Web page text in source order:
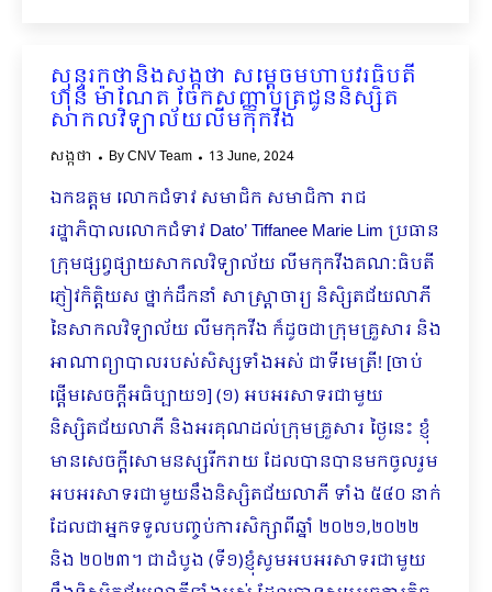
សុន្ទរកថានិងសង្កថា សម្តេចមហាបវរធិបតី
ហ៊ុន ម៉ាណែត ចែកសញ្ញាបត្រជូននិស្សិត
សាកលវិទ្យាល័យលីមកុកវីង
សង្កថា ByCNV Team 13 June, 2024
ឯកឧត្តម លោកជំទាវ សមាជិក សមាជិកា រាជ
រដ្ឋាភិបាលលោកជំទាវ Dato’ Tiffanee Marie Lim ប្រធាន
ក្រុមផ្សព្វផ្សាយសាកលវិទ្យាល័យ លីមកុកវីងគណៈធិបតី
ភ្ញៀវកិត្តិយស ថ្នាក់ដឹកនាំ សាស្រ្តាចារ្យ និសិ្សតជ័យលាភី
នៃសាកលវិទ្យាល័យ លីមកុកវីង ក៏ដូចជាក្រុមគ្រួសារ និង
អាណាព្យាបាលរបស់សិស្សទាំងអស់ ជាទីមេត្រី! [ចាប់
ផ្ដើមសេចក្ដីអធិប្បា​យ១] (១) អបអរសាទរជាមួយ
និស្សិតជ័យលាភី និងអរគុណដល់ក្រុមគ្រួសារ ថ្ងៃនេះ ខ្ញុំ
មានសេចក្តីសោមនស្សរីករាយ ដែលបានបានមកចូលរួម
អបអរសាទរជាមួយនឹងនិស្សិតជ័យលាភី ទាំង ៥៤០ នាក់
ដែលជាអ្នកទទួលបញ្ចប់ការសិក្សាពីឆ្នាំ ២០២១,២០២២
និង ២០២៣។ ជាដំបូង (ទី១)ខ្ញុំសូមអបអរសាទរជាមួយ